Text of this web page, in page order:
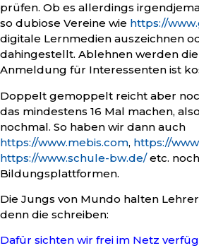
prüfen. Ob es allerdings
so dubiose Vereine wie https://
digitale Lernmedien auszeichnen
dahingestellt. Ablehnen werden
Anmeldung für Interessenten ist
Doppelt gemoppelt reicht aber
das mindestens 16 Mal machen,
nochmal. So haben wir dann auch
https://www.mebis.com, https://
https://www.schule-bw.de/etc.
Bildungsplattformen.
Die Jungs von Mundo halten
denn die schreiben:
Dafür sichten wir frei im Netz